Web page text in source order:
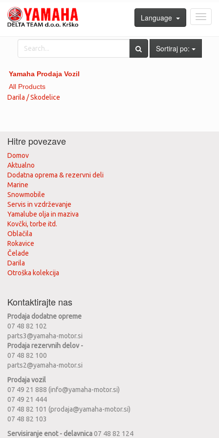
Language
Sortiraj po:
Yamaha Prodaja Vozil
All Products
Darila / Skodelice
Hitre povezave
Domov
Aktualno
Dodatna oprema & rezervni deli
Marine
Snowmobile
Servis in vzdrževanje
Yamalube olja in maziva
Kovčki, torbe itd.
Oblačila
Rokavice
Čelade
Darila
Otroška kolekcija
Kontaktirajte nas
Prodaja dodatne opreme
07 48 82 102
parts3@yamaha-motor.si
Prodaja rezervnih delov -
07 48 82 100
parts2@yamaha-motor.si
Prodaja vozil
07 49 21 888 (info@yamaha-motor.si)
07 49 21 444
07 48 82 101 (prodaja@yamaha-motor.si)
07 48 82 103
Servisiranje enot - delavnica07 48 82 124